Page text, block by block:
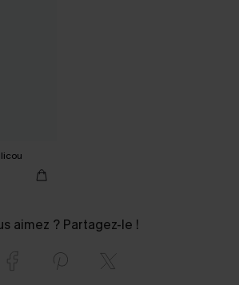
aimez ? Partagez-le !